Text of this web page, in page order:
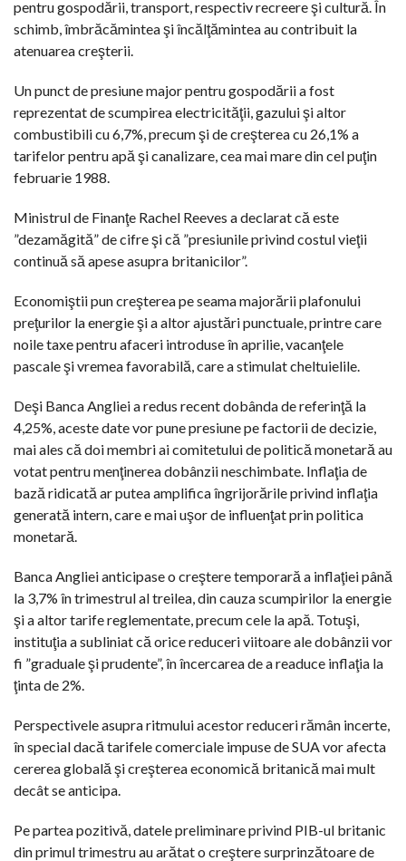
pentru gospodării, transport, respectiv recreere şi cultură. În
schimb, îmbrăcămintea şi încălţămintea au contribuit la
atenuarea creşterii.
Un punct de presiune major pentru gospodării a fost
reprezentat de scumpirea electricităţii, gazului şi altor
combustibili cu 6,7%, precum şi de creşterea cu 26,1% a
tarifelor pentru apă şi canalizare, cea mai mare din cel puţin
februarie 1988.
Ministrul de Finanţe Rachel Reeves a declarat că este
”dezamăgită” de cifre şi că ”presiunile privind costul vieţii
continuă să apese asupra britanicilor”.
Economiştii pun creşterea pe seama majorării plafonului
preţurilor la energie şi a altor ajustări punctuale, printre care
noile taxe pentru afaceri introduse în aprilie, vacanţele
pascale şi vremea favorabilă, care a stimulat cheltuielile.
Deşi Banca Angliei a redus recent dobânda de referinţă la
4,25%, aceste date vor pune presiune pe factorii de decizie,
mai ales că doi membri ai comitetului de politică monetară au
votat pentru menţinerea dobânzii neschimbate. Inflaţia de
bază ridicată ar putea amplifica îngrijorările privind inflaţia
generată intern, care e mai uşor de influenţat prin politica
monetară.
Banca Angliei anticipase o creştere temporară a inflaţiei până
la 3,7% în trimestrul al treilea, din cauza scumpirilor la energie
şi a altor tarife reglementate, precum cele la apă. Totuşi,
instituţia a subliniat că orice reduceri viitoare ale dobânzii vor
fi ”graduale şi prudente”, în încercarea de a readuce inflaţia la
ţinta de 2%.
Perspectivele asupra ritmului acestor reduceri rămân incerte,
în special dacă tarifele comerciale impuse de SUA vor afecta
cererea globală şi creşterea economică britanică mai mult
decât se anticipa.
Pe partea pozitivă, datele preliminare privind PIB-ul britanic
din primul trimestru au arătat o creştere surprinzătoare de